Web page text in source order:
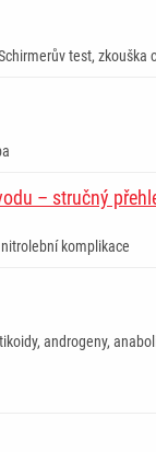
test,
– stručný
komplikace
androgeny,